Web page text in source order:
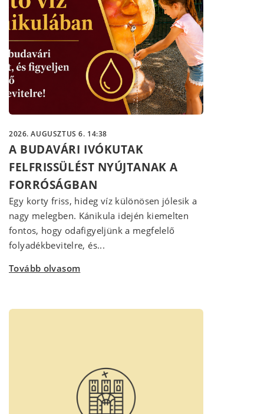
2026. AUGUSZTUS 6. 14:38
A BUDAVÁRI IVÓKUTAK
FELFRISSÜLÉST NYÚJTANAK A
FORRÓSÁGBAN
Egy korty friss, hideg víz különösen jólesik a
nagy melegben. Kánikula idején kiemelten
fontos, hogy odafigyeljünk a megfelelő
folyadékbevitelre, és...
Tovább olvasom